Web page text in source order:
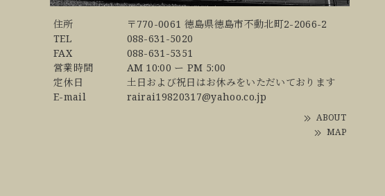
住所
〒770-0061 徳島県徳島市不動北町2-2066-2
TEL
088-631-5020
FAX
088-631-5351
営業時間
AM 10:00 ー PM 5:00
定休日
土日および祝日はお休みをいただいております
E-mail
rairai19820317@yahoo.co.jp
ABOUT
MAP